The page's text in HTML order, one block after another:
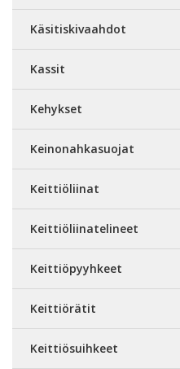
Käsitiskivaahdot
Kassit
Kehykset
Keinonahkasuojat
Keittiöliinat
Keittiöliinatelineet
Keittiöpyyhkeet
Keittiörätit
Keittiösuihkeet